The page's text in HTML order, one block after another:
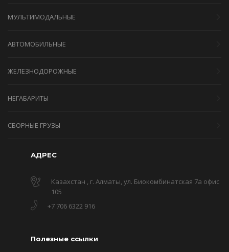
МУЛЬТИМОДАЛЬНЫЕ
АВТОМОБИЛЬНЫЕ
ЖЕЛЕЗНОДОРОЖНЫЕ
НЕГАБАРИТЫ
СБОРНЫЕ ГРУЗЫ
АДРЕС
Казахстан , г. Алматы, ул. Биокомбинатская 7а офис
105
+7 706 6322 916
Полезные ссылки